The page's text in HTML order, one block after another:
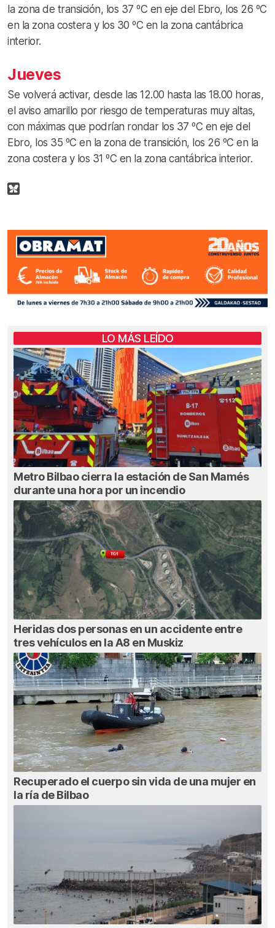
la zona de transición, los 37 ºC en eje del Ebro, los 26 ºC
en la zona costera y los 30 ºC en la zona cantábrica
interior.
Jueves
Se volverá activar, desde las 12.00 hasta las 18.00 horas,
el aviso amarillo por riesgo de temperaturas muy altas,
con máximas que podrían rondar los 37 ºC en eje del
Ebro, los 35 ºC en la zona de transición, los 26 ºC en la
zona costera y los 31 ºC en la zona cantábrica interior.
LO MÁS LEÍDO
Metro Bilbao cierra la estación de San Mamés
durante una hora por un incendio
Heridas dos personas en un accidente entre
tres vehículos en la A8 en Muskiz
Recuperado el cuerpo sin vida de una mujer en
la ría de Bilbao